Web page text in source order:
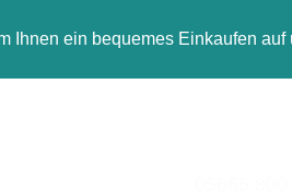
Ihnen ein bequemes Einkaufen